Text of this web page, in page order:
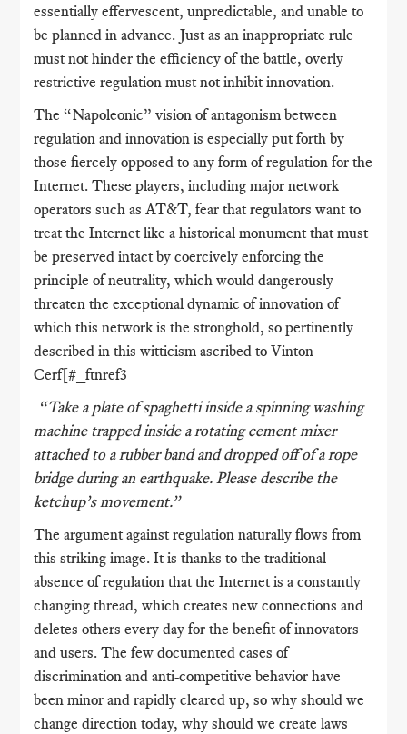
essentially effervescent, unpredictable, and unable to
be planned in advance. Just as an inappropriate rule
must not hinder the efficiency of the battle, overly
restrictive regulation must not inhibit innovation.
The “Napoleonic” vision of antagonism between
regulation and innovation is especially put forth by
those fiercely opposed to any form of regulation for the
Internet. These players, including major network
operators such as AT&T, fear that regulators want to
treat the Internet like a historical monument that must
be preserved intact by coercively enforcing the
principle of neutrality, which would dangerously
threaten the exceptional dynamic of innovation of
which this network is the stronghold, so pertinently
described in this witticism ascribed to Vinton
Cerf[#_ftnref3
“Take a plate of spaghetti inside a spinning washing
machine trapped inside a rotating cement mixer
attached to a rubber band and dropped off of a rope
bridge during an earthquake. Please describe the
ketchup’s movement.”
The argument against regulation naturally flows from
this striking image. It is thanks to the traditional
absence of regulation that the Internet is a constantly
changing thread, which creates new connections and
deletes others every day for the benefit of innovators
and users. The few documented cases of
discrimination and anti-competitive behavior have
been minor and rapidly cleared up, so why should we
change direction today, why should we create laws